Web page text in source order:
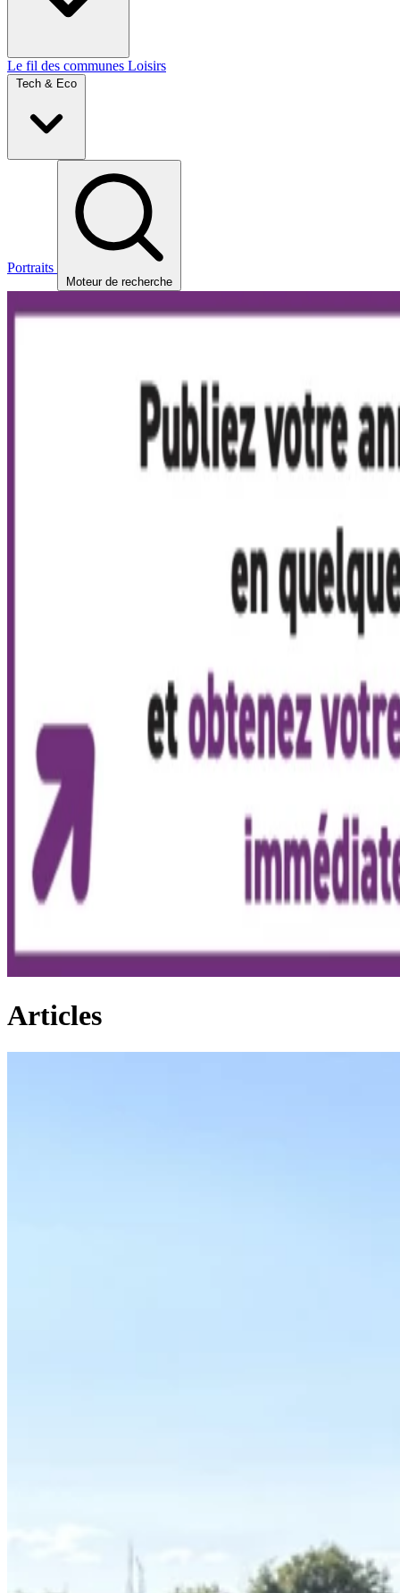
Le fil des communes Loisirs
Tech & Eco
Portraits
Moteur de recherche
Articles